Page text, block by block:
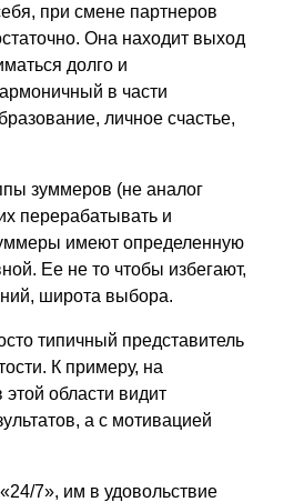
при смене партнеров
Она находит выход
долго и
в части
личное счастье,
зуммеров (не аналог
перерабатывать и
имеют определенную
Ее не то чтобы избегают,
широта выбора.
типичный представитель
К примеру, на
области видит
а с мотивацией
7», им в удовольствие